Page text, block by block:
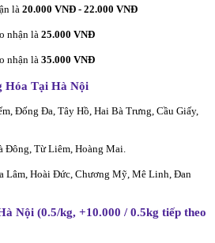
là20.000 VNĐ - 22.000 VNĐ
nhận là25.000 VNĐ
nhận là35.000 VNĐ
Hóa Tại Hà Nội
Đống Đa, Tây Hồ, Hai Bà Trưng, Cầu Giấy,
Đông, Từ Liêm, Hoàng Mai.
Lâm, Hoài Đức, Chương Mỹ, Mê Linh, Đan
Nội (0.5/kg, +10.000 / 0.5kg tiếp theo